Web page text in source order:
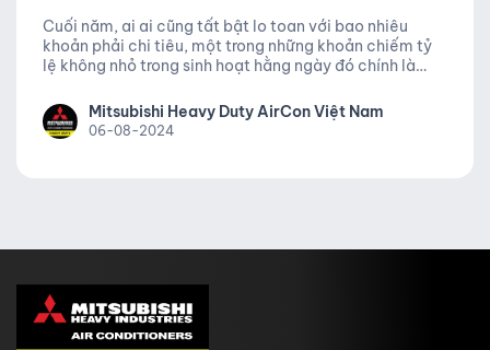
MITSUBISHI HEAVY YXP
Cuối năm, ai ai cũng tất bật lo toan với bao nhiêu
khoản phải chi tiêu, một trong những khoản chiếm tỷ
lệ không nhỏ trong sinh hoạt hằng ngày đó chính là
thông minh không chỉ giúp mang đến sự tiện nghi,
thoải mái mà còn tiết kiệm được chi phí điện năng cho
người tiêu dùng.
Mitsubishi Heavy Duty AirCon Việt Nam
06-08-2024